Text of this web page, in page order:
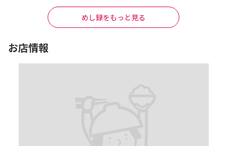
いと思いますよ。
※Googleに投稿された口コミです
めし録をもっと見る
お店情報